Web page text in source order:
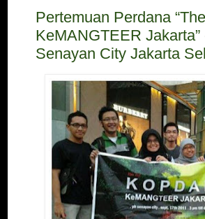
Pertemuan Perdana
KeMANGTEER Jakarta”
Senayan City Jakarta